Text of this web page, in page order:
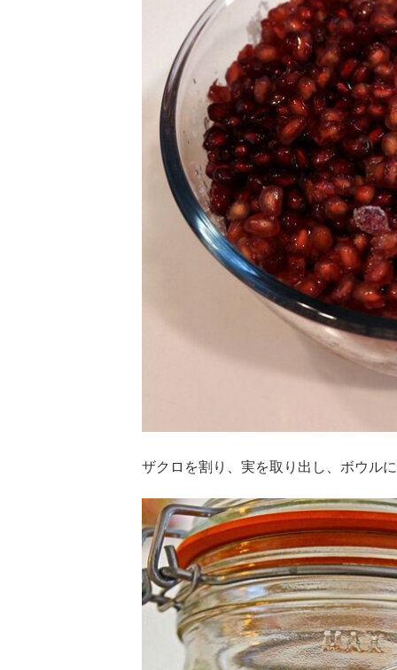
ザクロを割り、実を取り出し、ボウル